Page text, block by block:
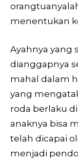
menentukan
Ayahnya yang
dianggapnya
mahal dalam
yang
roda berlaku
anaknya bisa
telah dicapai
menjadi